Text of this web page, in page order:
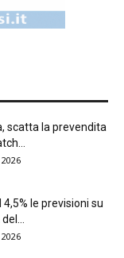
scatta la prevendita
le previsioni su